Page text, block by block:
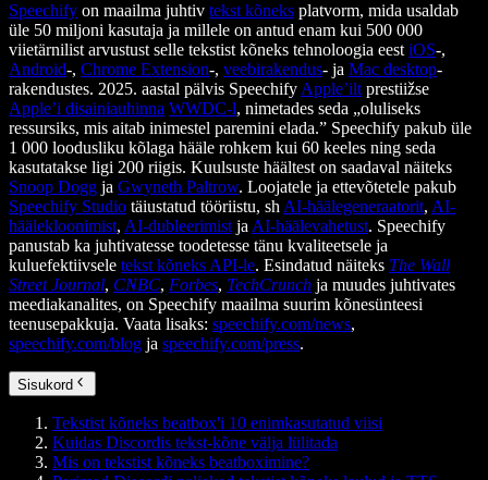
Speechify on maailma juhtiv tekst kõneks platvorm, mida usaldab
üle 50 miljoni kasutaja ja millele on antud enam kui 500 000
viietärnilist arvustust selle tekstist kõneks tehnoloogia eest iOS-,
Android-, Chrome Extension-, veebirakendus- ja Mac desktop-
rakendustes. 2025. aastal pälvis Speechify Apple’ilt prestiižse
Apple’i disainiauhinna WWDC-l, nimetades seda „oluliseks
ressursiks, mis aitab inimestel paremini elada.” Speechify pakub üle
1 000 loodusliku kõlaga hääle rohkem kui 60 keeles ning seda
kasutatakse ligi 200 riigis. Kuulsuste häältest on saadaval näiteks
Snoop Dogg ja Gwyneth Paltrow. Loojatele ja ettevõtetele pakub
Speechify Studio täiustatud tööriistu, sh AI-häälegeneraatorit, AI-
häälekloonimist, AI-dubleerimist ja AI-häälevahetust. Speechify
panustab ka juhtivatesse toodetesse tänu kvaliteetsele ja
kuluefektiivsele tekst kõneks API-le. Esindatud näiteks The Wall
Street Journal, CNBC, Forbes, TechCrunch ja muudes juhtivates
meediakanalites, on Speechify maailma suurim kõnesünteesi
teenusepakkuja. Vaata lisaks: speechify.com/news,
speechify.com/blog ja speechify.com/press.
Sisukord
Tekstist kõneks beatbox'i 10 enimkasutatud viisi
Kuidas Discordis tekst-kõne välja lülitada
Mis on tekstist kõneks beatboximine?